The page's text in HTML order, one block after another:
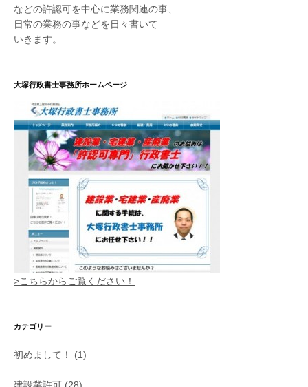
などの許認可を中心に業務関連の事、
日常の業務の事などを日々書いて
いきます。
大塚行政書士事務所ホームページ
>こちらからご覧ください！
カテゴリー
初めまして！ (1)